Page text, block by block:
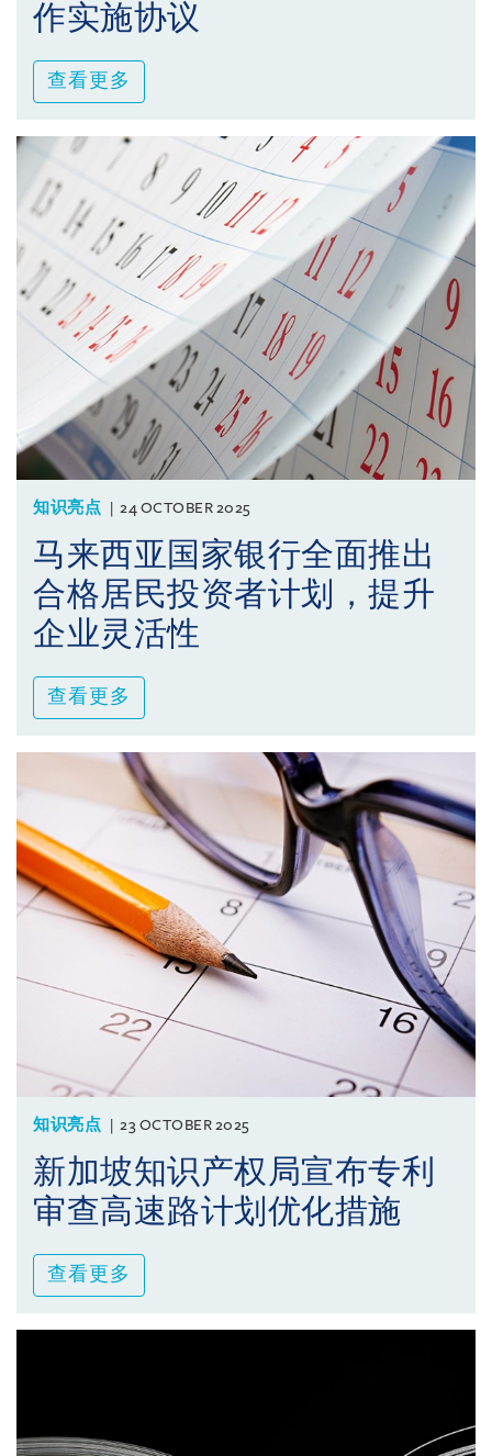
作实施协议
查看更多
知识亮点 24 OCTOBER 2025
马来西亚国家银行全面推出
合格居民投资者计划，提升
企业灵活性
查看更多
知识亮点 23 OCTOBER 2025
新加坡知识产权局宣布专利
审查高速路计划优化措施
查看更多